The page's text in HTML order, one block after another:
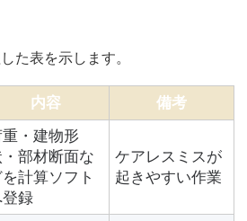
た表を示します。
内容 備考
・建物形
部材断面な
を計算ソフト
録
ケアレスミスが
起きやすい作業